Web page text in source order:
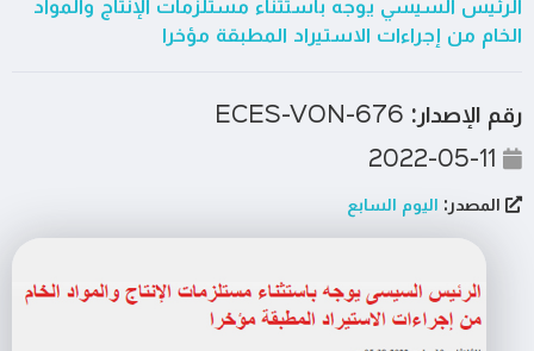
الرئيس السيسي يوجه باستثناء مستلزمات الإنتاج والمواد
الخام من إجراءات الاستيراد المطبقة مؤخرا
رقم الإصدار:
المصدر: اليوم السابع